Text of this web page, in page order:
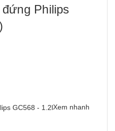
Philips
Xem nhanh